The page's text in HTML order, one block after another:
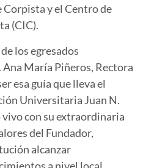
y el Centro de
(CIC).
los egresados
Ana María Piñeros, Rectora
esa guía que lleva el
Universitaria Juan N.
con su extraordinaria
del Fundador,
alcanzar